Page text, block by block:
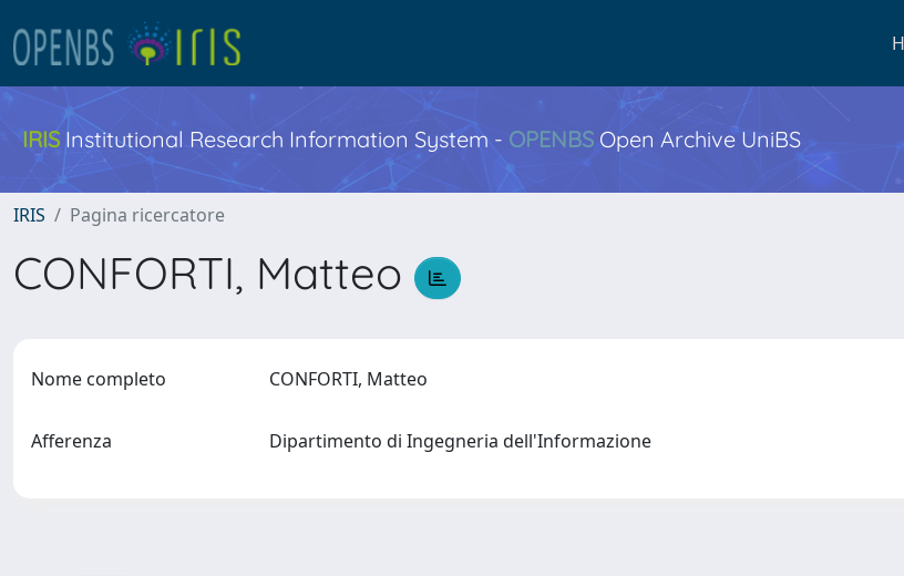
IRIS Institutional Research Information System - OPENBS Open Archive UniBS
IRIS Pagina ricercatore
CONFORTI, Matteo
Nome completo CONFORTI, Matteo
Afferenza Dipartimento di Ingegneria dell'Informazione